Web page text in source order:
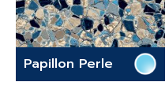
Papillon Perle